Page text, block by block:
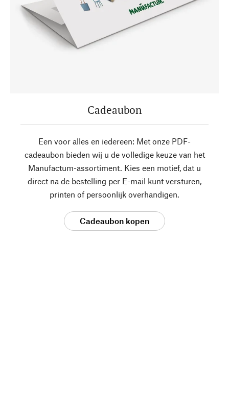
Cadeaubon
Een voor alles en iedereen: Met onze PDF-
cadeaubon bieden wij u de volledige keuze van het
Manufactum-assortiment. Kies een motief, dat u
direct na de bestelling per E-mail kunt versturen,
printen of persoonlijk overhandigen.
Cadeaubon kopen